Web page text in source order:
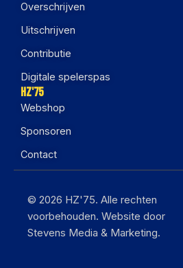
Overschrijven
Uitschrijven
Contributie
Digitale spelerspas
HZ'75
Webshop
Sponsoren
Contact
© 2026 HZ'75. Alle rechten
voorbehouden. Website door
Stevens Media & Marketing.